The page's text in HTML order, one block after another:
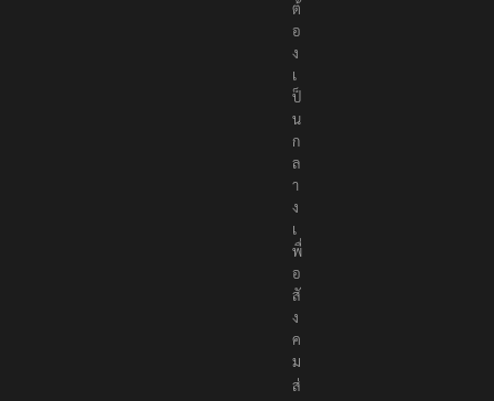
ถู
ก
ต้
อ
ง
เ
ป็
น
ก
ล
า
ง
เ
พื่
อ
สั
ง
ค